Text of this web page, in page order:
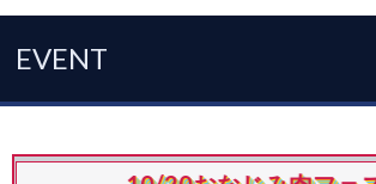
EVENT